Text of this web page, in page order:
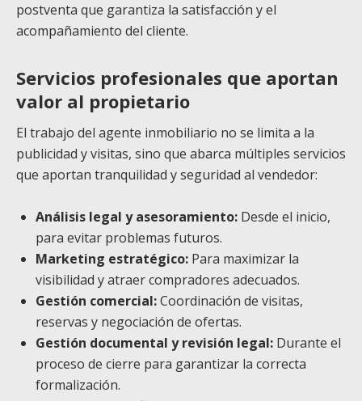
postventa que garantiza la satisfacción y el
acompañamiento del cliente.
Servicios profesionales que aportan
valor al propietario
El trabajo del agente inmobiliario no se limita a la
publicidad y visitas, sino que abarca múltiples servicios
que aportan tranquilidad y seguridad al vendedor:
Análisis legal y asesoramiento: Desde el inicio,
para evitar problemas futuros.
Marketing estratégico: Para maximizar la
visibilidad y atraer compradores adecuados.
Gestión comercial:Coordinación de visitas,
reservas y negociación de ofertas.
Gestión documental y revisión legal: Durante el
proceso de cierre para garantizar la correcta
formalización.